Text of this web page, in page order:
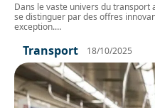
Dans le vaste univers du transport
se distinguer par des offres
exception.…
Transport 18/10/2025